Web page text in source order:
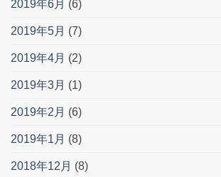
2019年6月 (6)
2019年5月 (7)
2019年4月 (2)
2019年3月 (1)
2019年2月 (6)
2019年1月 (8)
2018年12月 (8)